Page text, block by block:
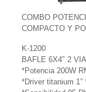
COMBO
COMPACTO Y
K-1200
BAFLE 6X4″ 2
*Potencia 200W
*Driver titanium